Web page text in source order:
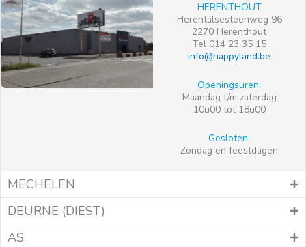
HERENTHOUT
Herentalsesteenweg 96
2270 Herenthout
Tel 014 23 35 15
info@happyland.be
Openingsuren:
Maandag t/m zaterdag
10u00 tot 18u00
Gesloten:
Zondag en feestdagen
MECHELEN
DEURNE (DIEST)
AS